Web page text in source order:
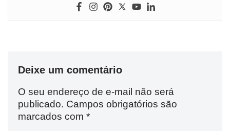
Deixe um comentário
O seu endereço de e-mail não será
publicado. Campos obrigatórios são
marcados com *